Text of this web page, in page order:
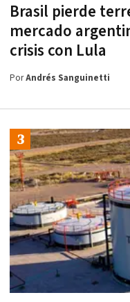
Brasil pierde
mercado
crisis con Lula
PorAndrés Sanguinetti